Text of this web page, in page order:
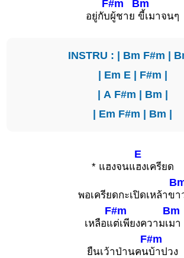
อยู่กับ
F#m
ผู้ชาย
Bm
ขี้เมาจนๆ
INSTRU : | Bm F#m |
| Em E| F#m |
| A F#m | Bm |
| Em F#m | Bm |
* แฮงจนแ
E
ฮงเครียด
พอเครียดกะเปิดเหล้าขา
เหลือแ
F#m
ต่เพียงความเ
Bm
มา
ยืนเว้าป่านคน
F#m
บ้าปวง